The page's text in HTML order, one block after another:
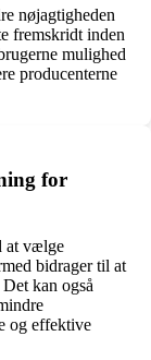
nøjagtigheden
fremskridt inden
mulighed
producenterne
for
at vælge
bidrager til at
kan også
og effektive